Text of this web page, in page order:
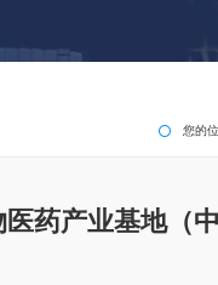
您的
药产业基地（中